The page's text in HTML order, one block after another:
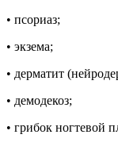
• псориаз;
• экзема;
• дерматит
• демодекоз;
• грибок ногтевой